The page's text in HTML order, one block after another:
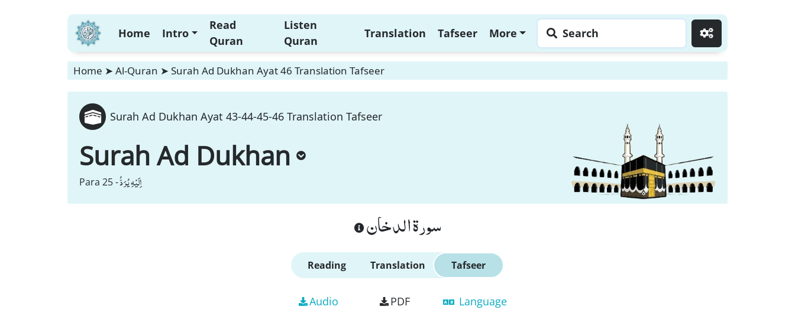
Home Intro
Read
Quran
Listen
Quran
Translation Tafseer More Search
Home ➤ Al-Quran ➤ Surah Ad Dukhan Ayat 46 Translation Tafseer
Surah Ad Dukhan Ayat 43-44-45-46 Translation Tafseer
Surah Ad Dukhan
Para 25 -اِلَیْهِ یُرَدُّ
سورة الدخان
Reading Translation Tafseer
Audio PDF Language